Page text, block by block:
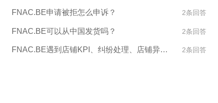
FNAC.BE申请被拒怎么申诉？ 2条回答
FNAC.BE可以从中国发货吗？ 2条回答
FNAC.BE遇到店铺KPI、纠纷处理、店铺异常如何处理？ 2条回答